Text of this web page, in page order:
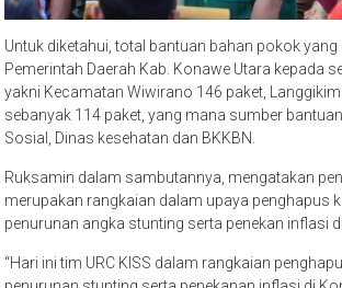
Untuk diketahui, total bantuan bahan pokok
Pemerintah Daerah Kab. Konawe Utara kepada
yakni Kecamatan Wiwirano 146 paket,
sebanyak 114 paket, yang mana sumber
Sosial, Dinas kesehatan dan BKKBN.
Ruksamin dalam sambutannya, mengatakan
merupakan rangkaian dalam upaya penghapus
penurunan angka stunting serta penekan inflasi
“Hari ini tim URC KISS dalam rangkaian